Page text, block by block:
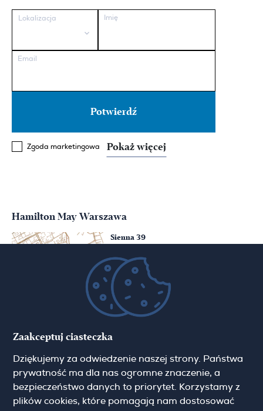
Lokalizacja Imię
Email
Zgoda marketingowa Pokaż więcej
Hamilton May Warszawa
Sienna 39
(+48) 22 428 16 15
warsaw@hamiltonmay.com
31-117 Krakow
(+48) 12 426 51 26
krakow@hamiltonmay.com
Zaakceptuj ciasteczka
Dziękujemy za odwiedzenie naszej strony. Państwa
prywatność ma dla nas ogromne znaczenie, a
bezpieczeństwo danych to priorytet. Korzystamy z
plików cookies, które pomagają nam dostosować